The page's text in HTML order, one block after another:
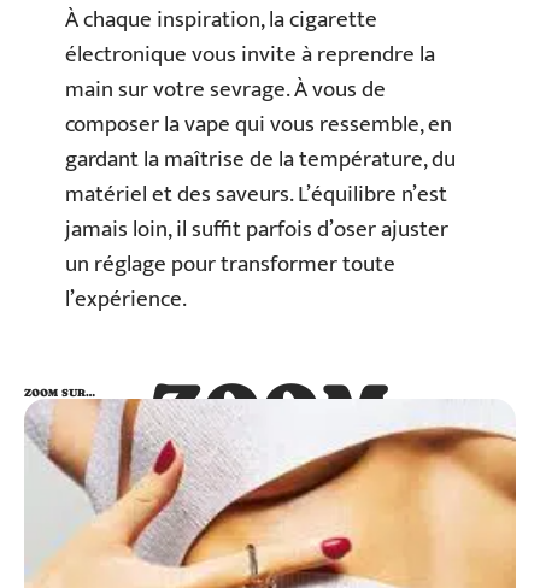
À chaque inspiration, la cigarette
électronique vous invite à reprendre la
main sur votre sevrage. À vous de
composer la vape qui vous ressemble, en
gardant la maîtrise de la température, du
matériel et des saveurs. L’équilibre n’est
jamais loin, il suffit parfois d’oser ajuster
un réglage pour transformer toute
l’expérience.
ZOOM
SUR…
ZOOM SUR…